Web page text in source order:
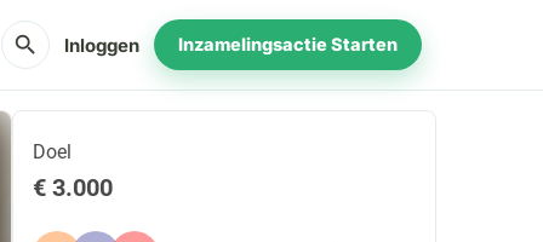
search Inloggen Inzamelingsactie Starten
Doel
€ 3.000